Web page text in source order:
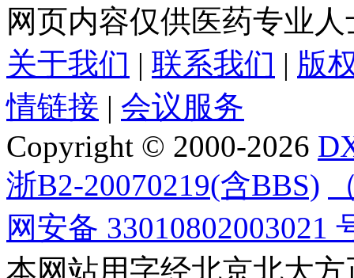
网页内容仅供医药专业
关于我们 | 联系我们 | 版
情链接 | 会议服务
Copyright © 2000-2026
浙B2-20070219(含BBS)
网安备 33010802003021
本网站用字经北京北大